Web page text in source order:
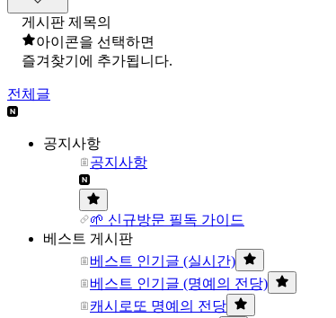
게시판 제목의
아이콘을 선택하면
즐겨찾기에 추가됩니다.
전체글
공지사항
공지사항
🌱 신규방문 필독 가이드
베스트 게시판
베스트 인기글 (실시간)
베스트 인기글 (명예의 전당)
캐시로또 명예의 전당